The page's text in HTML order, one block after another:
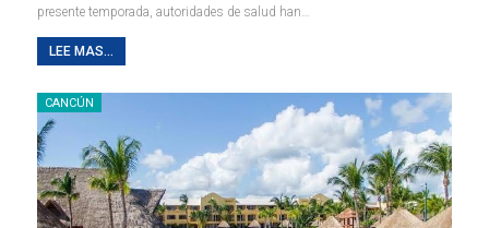
presente temporada, autoridades de salud han…
LEE MAS...
CANCÚN